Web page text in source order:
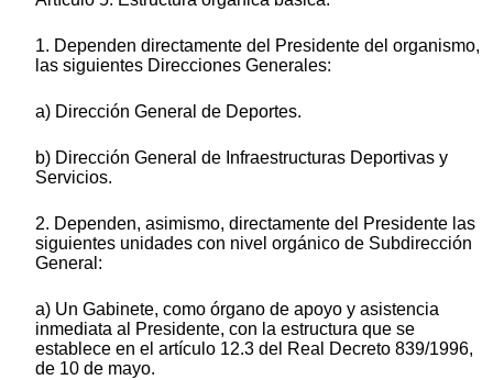
1. Dependen directamente del Presidente del organismo,
las siguientes Direcciones Generales:
a) Dirección General de Deportes.
b) Dirección General de Infraestructuras Deportivas y
Servicios.
2. Dependen, asimismo, directamente del Presidente las
siguientes unidades con nivel orgánico de Subdirección
General:
a) Un Gabinete, como órgano de apoyo y asistencia
inmediata al Presidente, con la estructura que se
establece en el artículo 12.3 del Real Decreto 839/1996,
de 10 de mayo.